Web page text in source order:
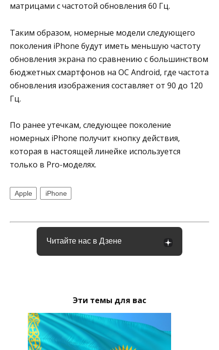
матрицами с частотой обновления 60 Гц.
Таким образом, номерные модели следующего
поколения iPhone будут иметь меньшую частоту
обновления экрана по сравнению с большинством
бюджетных смартфонов на ОС Android, где частота
обновления изображения составляет от 90 до 120
Гц.
По ранее утечкам, следующее поколение
номерных iPhone получит кнопку действия,
которая в настоящей линейке используется
только в Pro-моделях.
Apple iPhone
Читайте нас в Дзене
Эти темы для вас